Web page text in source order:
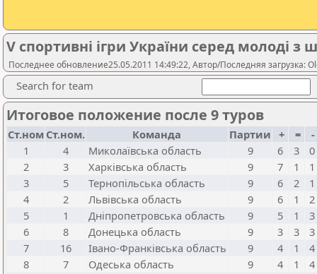
V спортивні ігри України серед молоді з
Последнее обновление25.05.2011 14:49:22, Автор/Последняя загрузка:
Search for team
Итоговое положение после 9 туров
Ст.ном Ст.ном. Команда Партии + =
-
1
4 Миколаївська область 9 6 3
0
2
3 Харківська область 9 7 1
1
3
5 Тернопільська область 9 6 2
1
4
2 Львівська область 9 6 1
2
5
1 Дніпропетровська область 9 5 1
3
6
8 Донецька область 9 3 3
3
7
16 Івано-Франківська область 9 4 1
4
8
7 Одеська область 9 4 1
4